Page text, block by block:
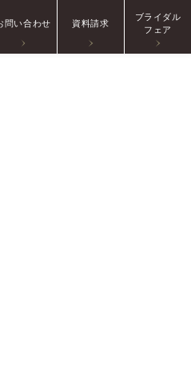
問い合わせ 資料請求
ブライダル
フェア